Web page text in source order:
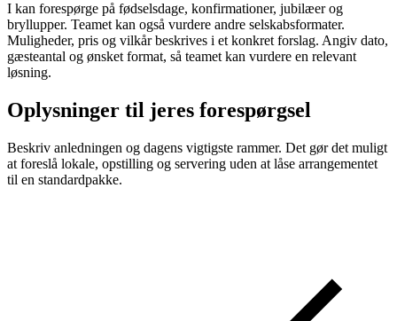
I kan forespørge på fødselsdage, konfirmationer, jubilæer og
bryllupper. Teamet kan også vurdere andre selskabsformater.
Muligheder, pris og vilkår beskrives i et konkret forslag. Angiv dato,
gæsteantal og ønsket format, så teamet kan vurdere en relevant
løsning.
Oplysninger til jeres forespørgsel
Beskriv anledningen og dagens vigtigste rammer. Det gør det muligt
at foreslå lokale, opstilling og servering uden at låse arrangementet
til en standardpakke.